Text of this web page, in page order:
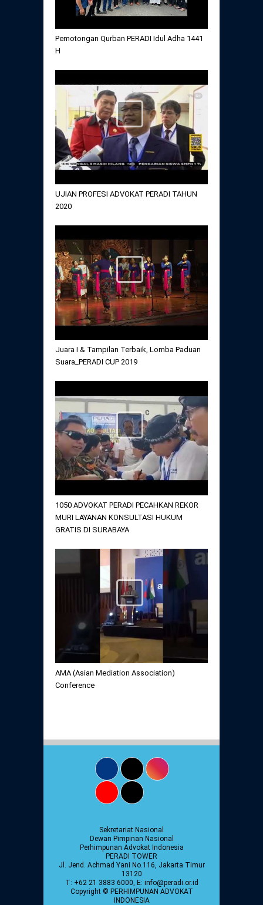
Pemotongan Qurban PERADI Idul Adha 1441
H
UJIAN PROFESI ADVOKAT PERADI TAHUN
2020
Juara I & Tampilan Terbaik, Lomba Paduan
Suara_PERADI CUP 2019
1050 ADVOKAT PERADI PECAHKAN REKOR
MURI LAYANAN KONSULTASI HUKUM
GRATIS DI SURABAYA
AMA (Asian Mediation Association)
Conference
Sekretariat Nasional
Dewan Pimpinan Nasional
Perhimpunan Advokat Indonesia
PERADI TOWER
Jl. Jend. Achmad Yani No.116, Jakarta Timur
13120
T: +62 21 3883 6000, E: info@peradi.or.id
Copyright © PERHIMPUNAN ADVOKAT
INDONESIA